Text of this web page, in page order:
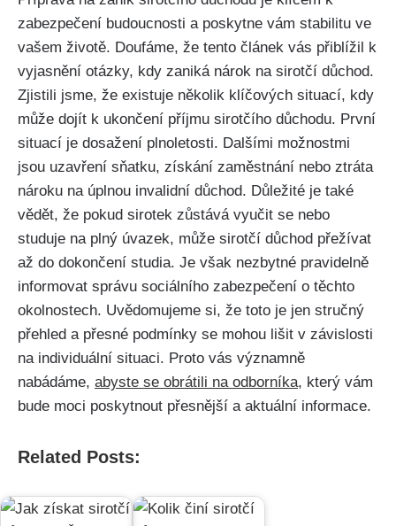
zabezpečení budoucnosti a poskytne vám stabilitu ve
vašem životě. Doufáme, že tento článek vás přiblížil k
vyjasnění otázky, kdy zaniká nárok na sirotčí důchod.
Zjistili jsme, že existuje několik klíčových situací, kdy
může dojít k ukončení příjmu sirotčího důchodu. První
situací je dosažení plnoletosti. Dalšími možnostmi
jsou uzavření sňatku, získání zaměstnání nebo ztráta
nároku na úplnou invalidní důchod. Důležité je také
vědět, že pokud sirotek zůstává vyučit se nebo
studuje na plný úvazek, může sirotčí důchod přežívat
až do dokončení studia. Je však nezbytné pravidelně
informovat správu sociálního zabezpečení o těchto
okolnostech. Uvědomujeme si, že toto je jen stručný
přehled a přesné podmínky se mohou lišit v závislosti
na individuální situaci. Proto vás významně
nabádáme, abyste se obrátili na odborníka, který vám
bude moci poskytnout přesnější a aktuální informace.
Related Posts: